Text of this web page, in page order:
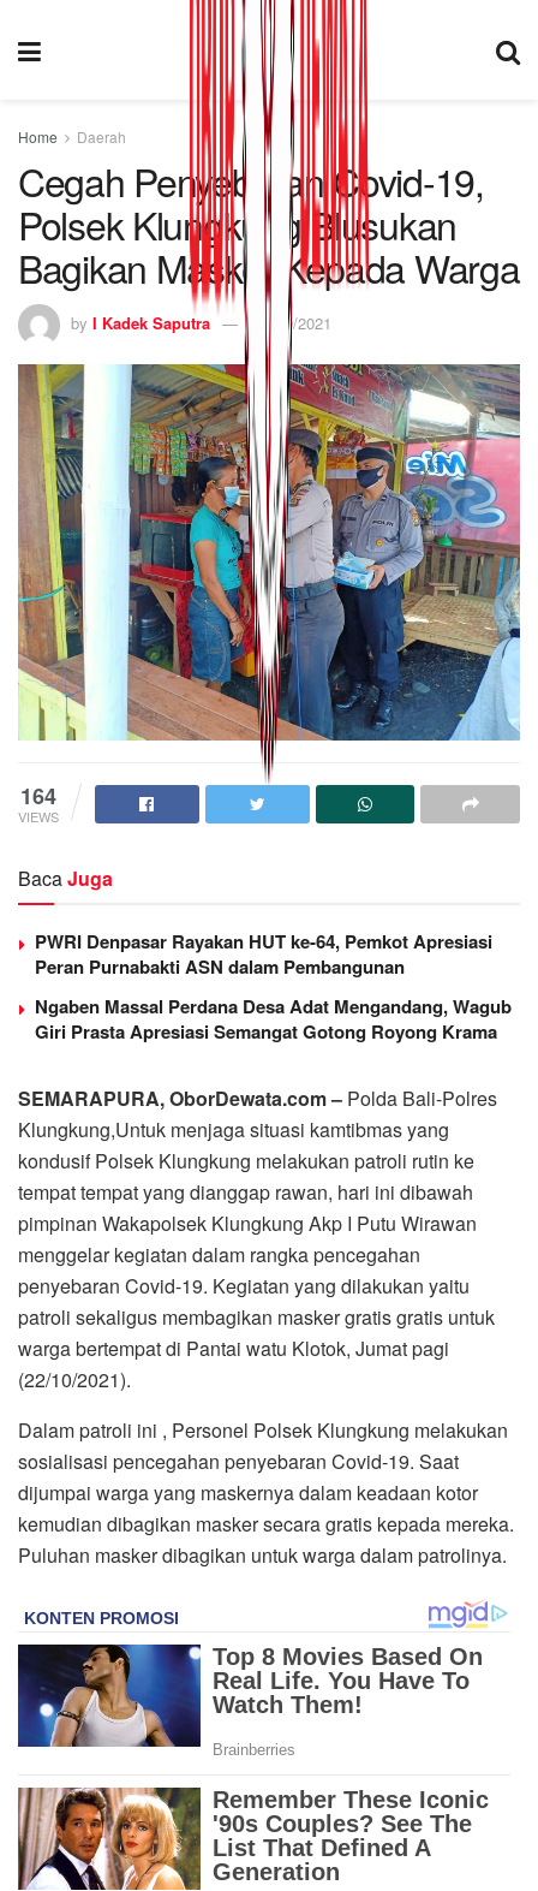
Home Daerah
Cegah Penyebaran Covid-19,
Polsek Klungkung Blusukan
Bagikan Masker Kepada Warga
by I Kadek Saputra 22/10/2021
164
VIEWS
BacaJuga
PWRI Denpasar Rayakan HUT ke-64, Pemkot Apresiasi
Peran Purnabakti ASN dalam Pembangunan
Ngaben Massal Perdana Desa Adat Mengandang, Wagub
Giri Prasta Apresiasi Semangat Gotong Royong Krama
SEMARAPURA, OborDewata.com – Polda Bali-Polres
Klungkung,Untuk menjaga situasi kamtibmas yang
kondusif Polsek Klungkung melakukan patroli rutin ke
tempat tempat yang dianggap rawan, hari ini dibawah
pimpinan Wakapolsek Klungkung Akp I Putu Wirawan
menggelar kegiatan dalam rangka pencegahan
penyebaran Covid-19. Kegiatan yang dilakukan yaitu
patroli sekaligus membagikan masker gratis gratis untuk
warga bertempat di Pantai watu Klotok, Jumat pagi
(22/10/2021).
Dalam patroli ini , Personel Polsek Klungkung melakukan
sosialisasi pencegahan penyebaran Covid-19. Saat
dijumpai warga yang maskernya dalam keadaan kotor
kemudian dibagikan masker secara gratis kepada mereka.
Puluhan masker dibagikan untuk warga dalam patrolinya.